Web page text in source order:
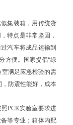
集装箱，用传统货
特点是非常坚固，
汽车将成品运输到
方便。国家提倡“绿
满足应急检验的需
防震性能好，成本
PCR实验室要求进
等专业；箱体内配